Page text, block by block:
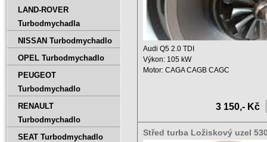
Audi Q5 2.0 TDI
Výkon: 105 kW
Motor: CAGA CAGB CAGC
3 150,- Kč
Střed turba Ložiskový uzel
LAND-ROVER
Turbodmychadla
NISSAN Turbodmychadlo
OPEL Turbodmychadlo
PEUGEOT
Turbodmychadlo
RENAULT
Turbodmychadlo
SEAT Turbodmychadlo